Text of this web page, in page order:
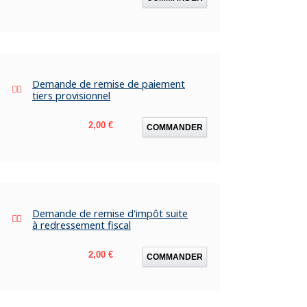
Demande de remise de paiement
tiers provisionnel
Prix
2,00 € COMMANDER
Demande de remise d'impôt suite
à redressement fiscal
Prix
2,00 € COMMANDER